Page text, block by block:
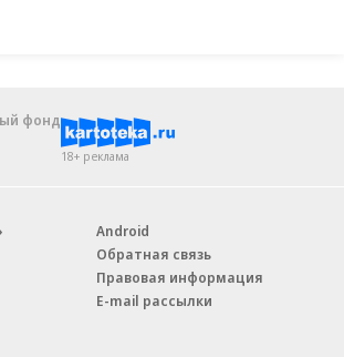
фонд
18+ реклама
Android
Обратная связь
Правовая информация
E-mail рассылки